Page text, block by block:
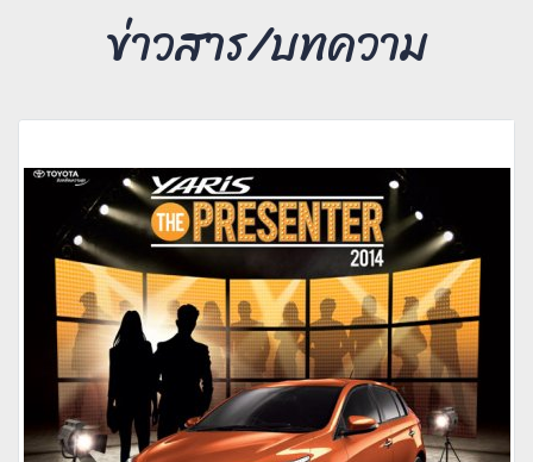
ข่าวสาร/บทความ